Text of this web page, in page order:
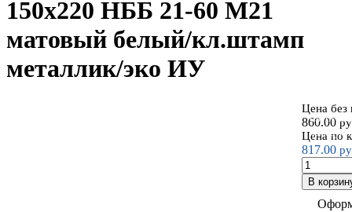
150х220 НББ 21-60 М21
матовый белый/кл.штамп
металлик/эко ИУ
Цена без
860.00
Цена по
817.00
В